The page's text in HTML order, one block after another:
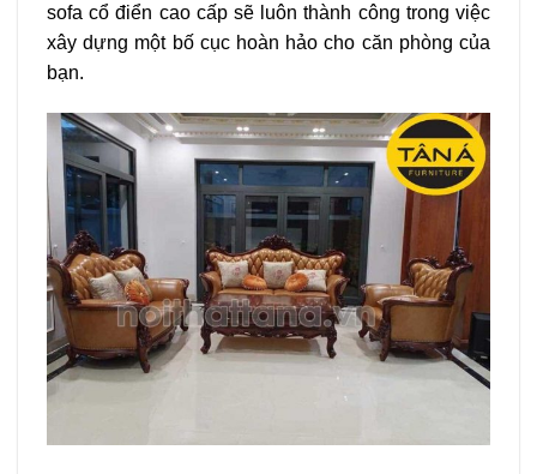
sofa cổ điển cao cấp sẽ luôn thành công trong việc
xây dựng một bố cục hoàn hảo cho căn phòng của
bạn.